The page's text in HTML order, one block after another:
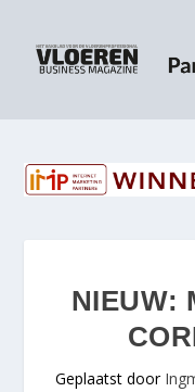
NIEUW:
Geplaatst door